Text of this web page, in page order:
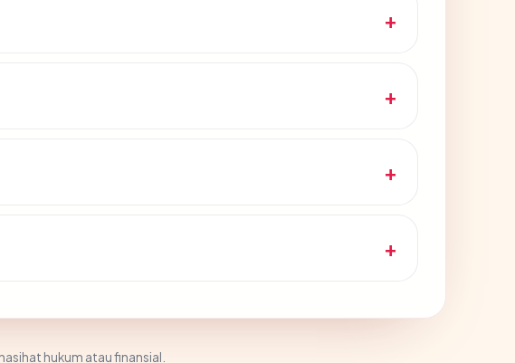
hukum atau finansial.